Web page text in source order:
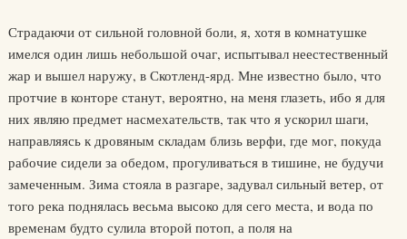
Страдаючи от сильной головной боли, я, хотя в комнатушке
имелся один лишь небольшой очаг, испытывал неестественный
жар и вышел наружу, в Скотленд-ярд. Мне известно было, что
протчие в конторе станут, вероятно, на меня глазеть, ибо я для
них являю предмет насмехательств, так что я ускорил шаги,
направляясь к дровяным складам близь верфи, где мог, покуда
рабочие сидели за обедом, прогуливаться в тишине, не будучи
замеченным. Зима стояла в разгаре, задувал сильный ветер, от
того река поднялась весьма высоко для сего места, и вода по
временам будто сулила второй потоп, а поля на